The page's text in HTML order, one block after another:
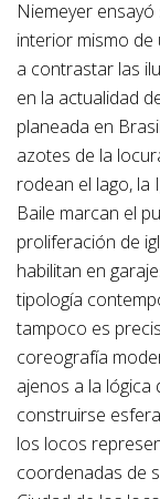
Niemeyer
interior mismo
a contrastar las
en la actualidad
planeada en
azotes de la
rodean el lago, la
Baile marcan el
proliferación de
habilitan en
tipología
tampoco es
coreografía
ajenos a la lógica
construirse
los locos
coordenadas de